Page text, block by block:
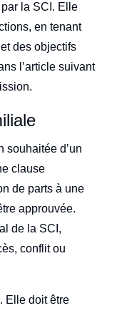
la SCI. Elle
en tenant
des objectifs
l’article suivant
souhaitée d’un
clause
de parts à une
approuvée.
de la SCI,
conflit ou
Elle doit être